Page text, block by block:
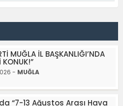
MUĞLA İL BAŞKANLIĞI’NDA
KONUK!”
- MUĞLA
“7-13 Ağustos Arası Hava